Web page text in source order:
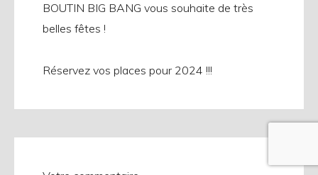
BOUTIN BIG BANG vous souhaite de très
belles fêtes !
Réservez vos places pour 2024 !!!